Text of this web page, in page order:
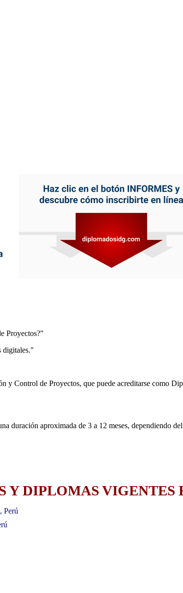
Proyectos?"
digitales."
Control de Proyectos, que puede acreditarse como
duración aproximada de 3 a 12 meses, dependiendo
Y DIPLOMAS VIGENTES
Perú